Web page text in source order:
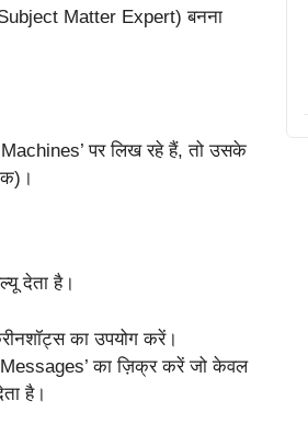
Matter Expert) बनना
पर लिख रहे हैं, तो उसके
देता है।
का उपयोग करें।
Messages’ का ज़िक्र करें जो केवल
है।